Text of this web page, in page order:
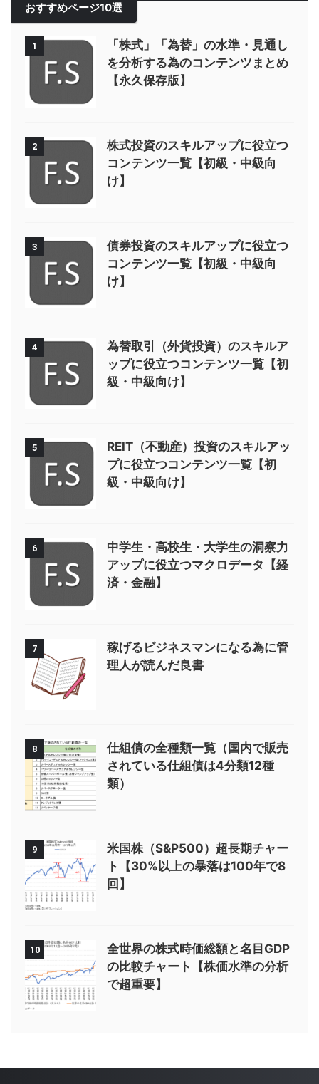
おすすめページ10選
1
「株式」「為替」の水準・見通し
を分析する為のコンテンツまとめ
【永久保存版】
2
株式投資のスキルアップに役立つ
コンテンツ一覧【初級・中級向
け】
3
債券投資のスキルアップに役立つ
コンテンツ一覧【初級・中級向
け】
4
為替取引（外貨投資）のスキルア
ップに役立つコンテンツ一覧【初
級・中級向け】
5
REIT（不動産）投資のスキルアッ
プに役立つコンテンツ一覧【初
級・中級向け】
6
中学生・高校生・大学生の洞察力
アップに役立つマクロデータ【経
済・金融】
7
稼げるビジネスマンになる為に管
理人が読んだ良書
8
仕組債の全種類一覧（国内で販売
されている仕組債は4分類12種
類）
9
米国株（S&P500）超長期チャー
ト【30%以上の暴落は100年で8
回】
10
全世界の株式時価総額と名目GDP
の比較チャート【株価水準の分析
で超重要】